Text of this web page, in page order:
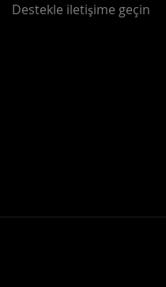
Destekle iletişime geçin